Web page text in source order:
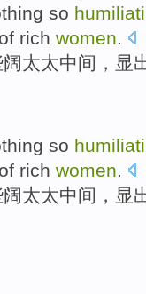
so
of rich women
阔太太中间 ，显
so
of rich women.
阔太太中间 ，显